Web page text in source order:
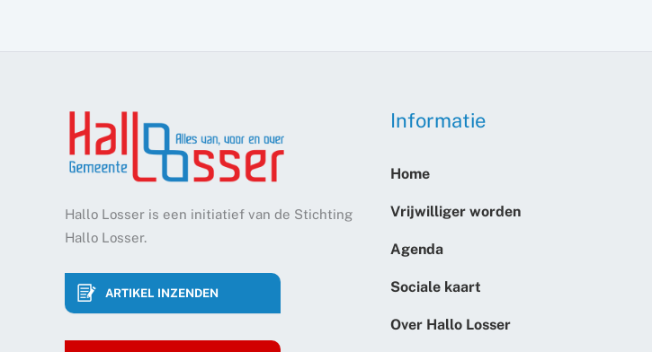
Hallo Losser is een initiatief van de Stichting
Hallo Losser.
ARTIKEL INZENDEN
Informatie
Home
Vrijwilliger worden
Agenda
Sociale kaart
Over Hallo Losser